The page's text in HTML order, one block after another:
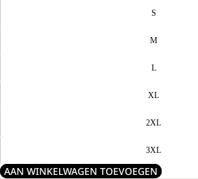
S
M
L
XL
2XL
3XL
AAN WINKELWAGEN TOEVOEGEN